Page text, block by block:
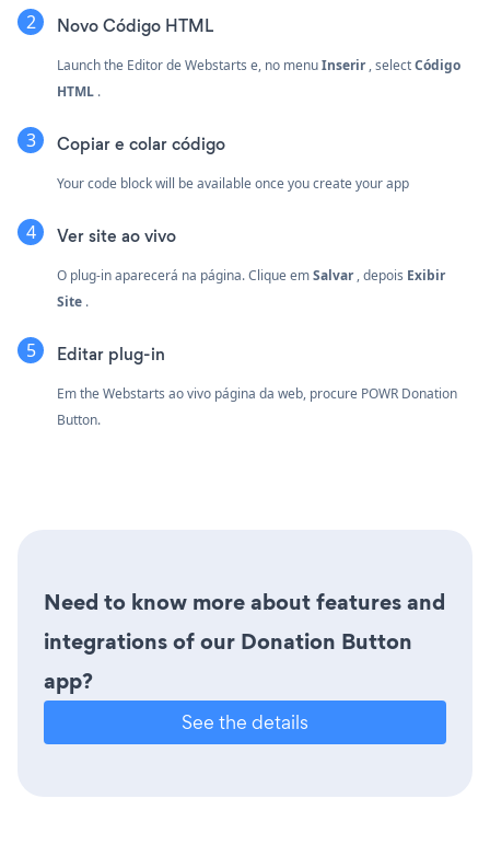
NovoCódigo HTML
Launch the Editor de Webstarts e, no menuInserir, selectCódigo
HTML .
Copiar e colar código
Your code block will be available once you create your app
Ver site ao vivo
O plug-in aparecerá na página. Clique emSalvar, depois Exibir
Site .
Editar plug-in
Em the Webstarts ao vivo página da web, procure POWR Donation
Button.
Need to know more about features and
integrations of our Donation Button
app?
See the details